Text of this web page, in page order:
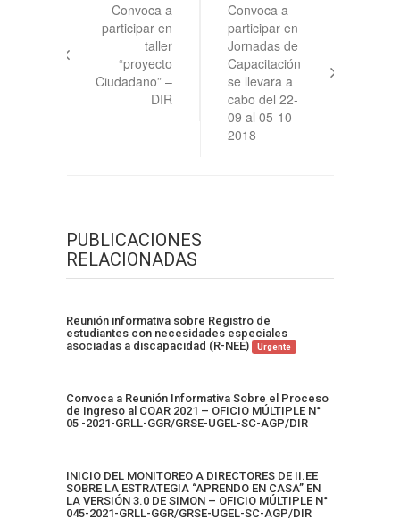
entradas
Convoca a
participar en
taller
“proyecto
Ciudadano” –
DIR
Convoca a
participar en
Jornadas de
Capacitación
se llevara a
cabo del 22-
09 al 05-10-
2018
PUBLICACIONES
RELACIONADAS
Reunión informativa sobre Registro de
estudiantes con necesidades especiales
asociadas a discapacidad (R-NEE) Urgente
Convoca a Reunión Informativa Sobre el Proceso
de Ingreso al COAR 2021 – OFICIO MÚLTIPLE N°
05 -2021-GRLL-GGR/GRSE-UGEL-SC-AGP/DIR
INICIO DEL MONITOREO A DIRECTORES DE II.EE
SOBRE LA ESTRATEGIA “APRENDO EN CASA” EN
LA VERSIÓN 3.0 DE SIMON – OFICIO MÚLTIPLE N°
045-2021-GRLL-GGR/GRSE-UGEL-SC-AGP/DIR